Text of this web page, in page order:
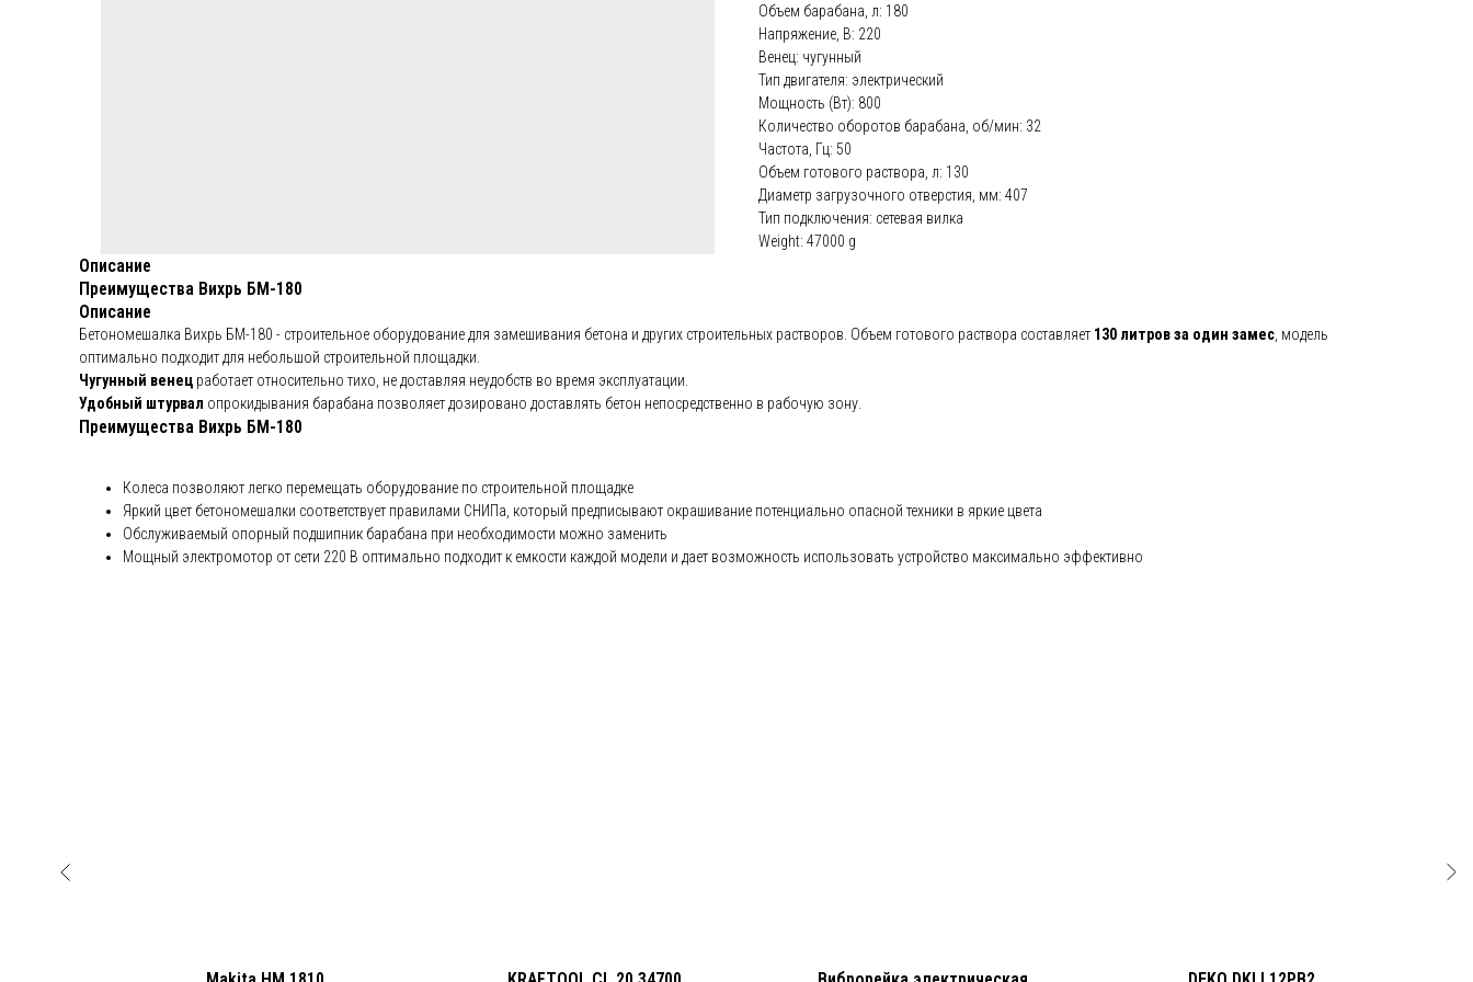
Объем барабана, л: 180
Напряжение, В: 220
Венец: чугунный
Тип двигателя: электрический
Мощность (Вт): 800
Количество оборотов барабана, об/мин: 32
Частота, Гц: 50
Объем готового раствора, л: 130
Диаметр загрузочного отверстия, мм: 407
Тип подключения: сетевая вилка
Weight: 47000 g
Описание
Преимущества Вихрь БМ-180
Описание
Бетономешалка Вихрь БМ-180 - строительное оборудование для замешивания бетона и других строительных растворов. Объем готового раствора составляет 130 литров за один замес , модель
оптимально подходит для небольшой строительной площадки.
Чугунный венец работает относительно тихо, не доставляя неудобств во время эксплуатации.
Удобный штурвал опрокидывания барабана позволяет дозировано доставлять бетон непосредственно в рабочую зону.
Преимущества Вихрь БМ-180
Колеса позволяют легко перемещать оборудование по строительной площадке
Яркий цвет бетономешалки соответствует правилами СНИПа, который предписывают окрашивание потенциально опасной техники в яркие цвета
Обслуживаемый опорный подшипник барабана при необходимости можно заменить
Мощный электромотор от сети 220 В оптимально подходит к емкости каждой модели и дает возможность использовать устройство максимально эффективно